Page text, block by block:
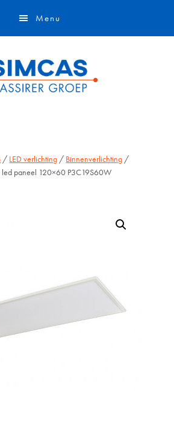
Menu
/ LED verlichting / Binnenverlichting /
paneel 120×60 P3C19S60W